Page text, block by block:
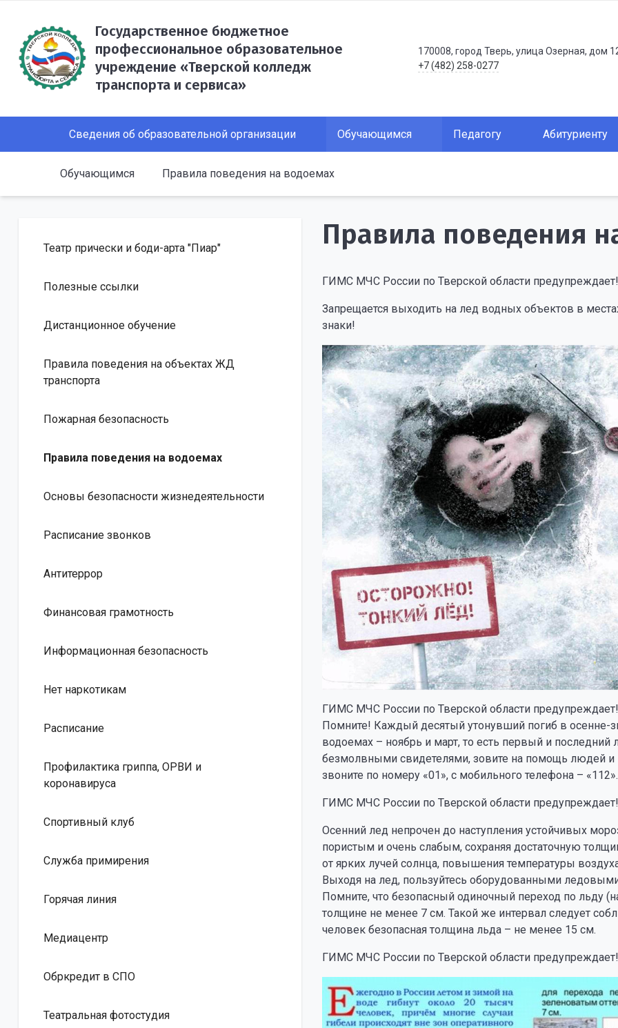
Государственное бюджетное
профессиональное образовательное
учреждение «Тверской колледж
транспорта и сервиса»
170008, город Тверь, улица Озерная, дом
+7 (482) 258-0277
Сведения об образовательной организации Обучающимся Педагогу Абитуриенту
Обучающимся Правила поведения на водоемах
Театр прически и боди-арта "Пиар"
Полезные ссылки
Дистанционное обучение
Правила поведения на объектах ЖД
транспорта
Пожарная безопасность
Правила поведения на водоемах
Основы безопасности жизнедеятельности
Расписание звонков
Антитеррор
Финансовая грамотность
Информационная безопасность
Нет наркотикам
Расписание
Профилактика гриппа, ОРВИ и
коронавируса
Спортивный клуб
Служба примирения
Горячая линия
Медиацентр
Обркредит в СПО
Театральная фотостудия
Правила поведения
ГИМС МЧС России по Тверской области предупреждает!
Запрещается выходить на лед водных объектов в
знаки!
ГИМС МЧС России по Тверской области
Помните! Каждый десятый утонувший погиб в
водоемах – ноябрь и март, то есть первый и последний
безмолвными свидетелями, зовите на помощь людей
звоните по номеру «01», с мобильного телефона – «112».
ГИМС МЧС России по Тверской области предупреждает!
Осенний лед непрочен до наступления устойчивых
пористым и очень слабым, сохраняя достаточную
от ярких лучей солнца, повышения температуры
Выходя на лед, пользуйтесь оборудованными
Помните, что безопасный одиночный переход по льду
толщине не менее 7 см. Такой же интервал следует
человек безопасная толщина льда – не менее 15 см.
ГИМС МЧС России по Тверской области предупреждает!